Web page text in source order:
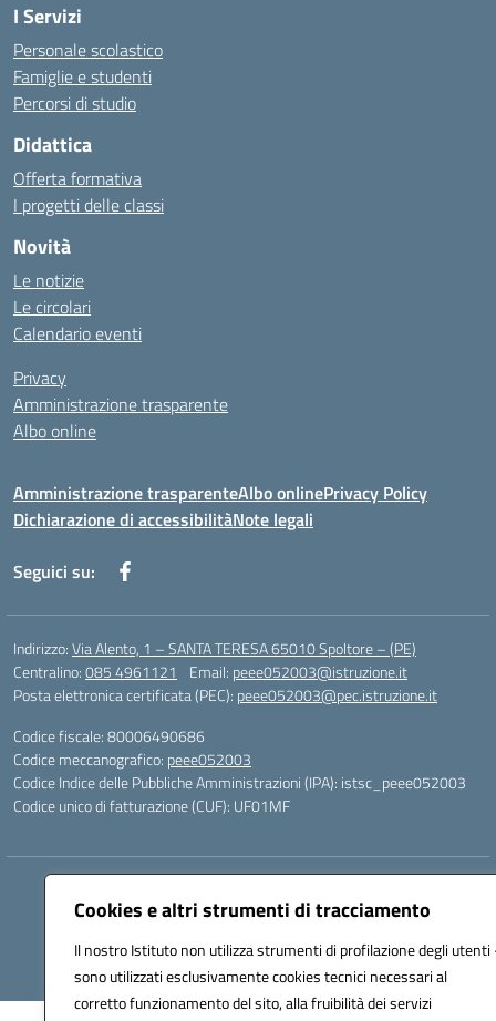
Cookies e altri strumenti di tracciamento
Il nostro Istituto non utilizza strumenti di profilazione degli utenti
sono utilizzati esclusivamente cookies tecnici necessari al
corretto funzionamento del sito, alla fruibilità dei servizi
I Servizi
Personale scolastico
Famiglie e studenti
Percorsi di studio
Didattica
Offerta formativa
I progetti delle classi
Novità
Le notizie
Le circolari
Calendario eventi
Privacy
Amministrazione trasparente
Albo online
Amministrazione trasparenteAlbo onlinePrivacy Policy
Dichiarazione di accessibilitàNote legali
Seguici su:
Indirizzo:Via Alento, 1 – SANTA TERESA 65010 Spoltore – (PE)
Centralino:085 4961121 Email: peee052003@istruzione.it
Posta elettronica certificata (PEC): peee052003@pec.istruzione.it
Codice fiscale: 80006490686
Codice meccanografico: peee052003
Codice Indice delle Pubbliche Amministrazioni (IPA): istsc_peee052003
Codice unico di fatturazione (CUF): UF01MF
Concept & Design by Designers Italia